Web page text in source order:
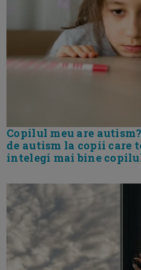
Copilul meu are
de autism la copii care
intelegi mai bine